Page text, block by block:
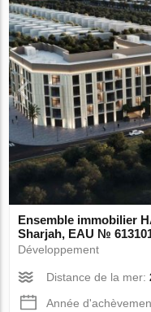
Ensemble immobilier
Sharjah, EAU №
Développement
Distance de la mer:
Année